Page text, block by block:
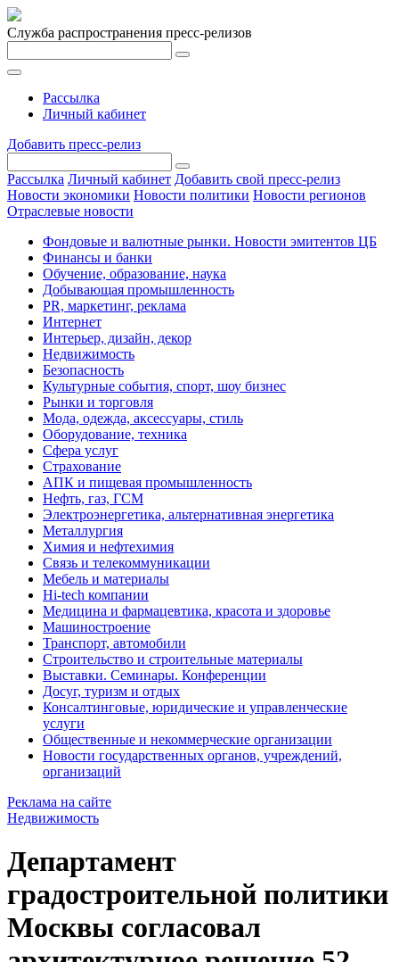
Служба распространения пресс-релизов
Рассылка
Личный кабинет
Добавить пресс-релиз
Рассылка Личный кабинет Добавить свой пресс-релиз
Новости экономики Новости политики Новости регионов
Отраслевые новости
Фондовые и валютные рынки. Новости эмитентов ЦБ
Финансы и банки
Обучение, образование, наука
Добывающая промышленность
PR, маркетинг, реклама
Интернет
Интерьер, дизайн, декор
Недвижимость
Безопасность
Культурные события, спорт, шоу бизнес
Рынки и торговля
Мода, одежда, аксессуары, стиль
Оборудование, техника
Сфера услуг
Страхование
АПК и пищевая промышленность
Нефть, газ, ГСМ
Электроэнергетика, альтернативная энергетика
Металлургия
Химия и нефтехимия
Связь и телекоммуникации
Мебель и материалы
Hi-tech компании
Медицина и фармацевтика, красота и здоровье
Машиностроение
Транспорт, автомобили
Строительство и строительные материалы
Выставки. Семинары. Конференции
Досуг, туризм и отдых
Консалтинговые, юридические и управленческие
услуги
Общественные и некоммерческие организации
Новости государственных органов, учреждений,
организаций
Реклама на сайте
Недвижимость
Департамент
градостроительной политики
Москвы согласовал